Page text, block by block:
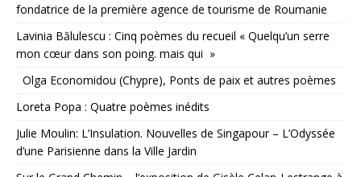
fondatrice de la première agence de tourisme de Roumanie
Lavinia Bălulescu : Cinq poèmes du recueil « Quelqu’un serre
mon cœur dans son poing. mais qui »
Olga Economidou (Chypre), Ponts de paix et autres poèmes
Loreta Popa : Quatre poèmes inédits
Julie Moulin: L’Insulation. Nouvelles de Singapour – L’Odyssée
d’une Parisienne dans la Ville Jardin